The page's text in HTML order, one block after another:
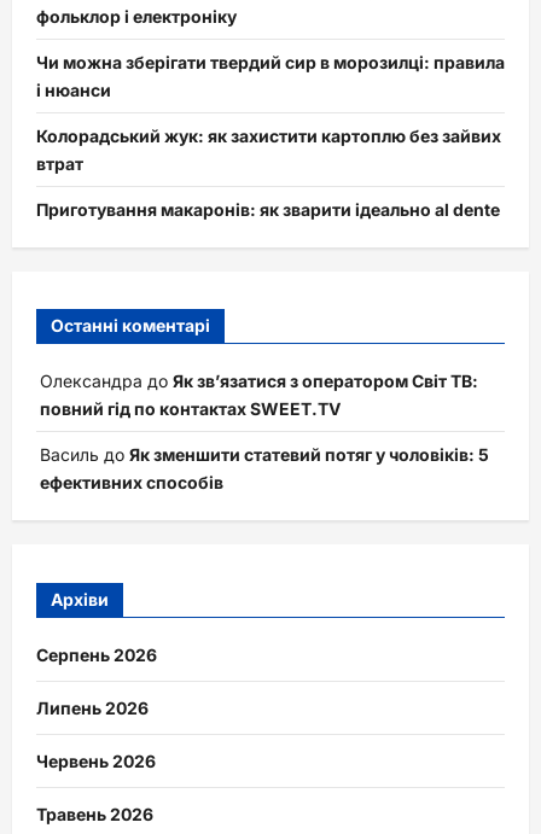
фольклор і електроніку
Чи можна зберігати твердий сир в морозилці: правила
і нюанси
Колорадський жук: як захистити картоплю без зайвих
втрат
Приготування макаронів: як зварити ідеально al dente
Останні коментарі
Олександра до Як зв’язатися з оператором Світ ТВ:
повний гід по контактах SWEET.TV
Василь до Як зменшити статевий потяг у чоловіків: 5
ефективних способів
Архіви
Серпень 2026
Липень 2026
Червень 2026
Травень 2026